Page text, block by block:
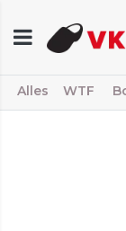
Alles WTF